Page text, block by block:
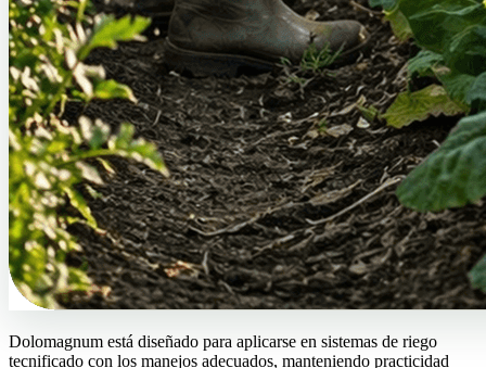
Dolomagnum está diseñado para aplicarse en sistemas de riego
tecnificado con los manejos adecuados, manteniendo practicidad